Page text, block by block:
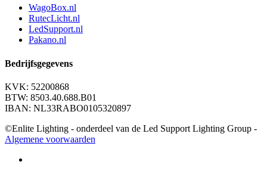
WagoBox.nl
RutecLicht.nl
LedSupport.nl
Pakano.nl
Bedrijfsgegevens
KVK: 52200868
BTW: 8503.40.688.B01
IBAN: NL33RABO0105320897
©Enlite Lighting - onderdeel van de Led Support Lighting Group -
Algemene voorwaarden